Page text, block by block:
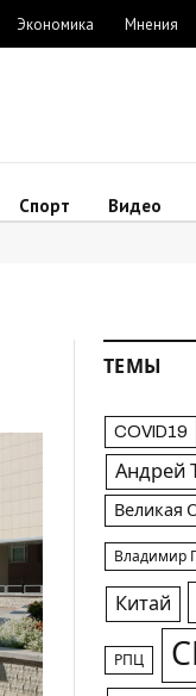
Экономика Мнения
Спорт Видео
ТЕМЫ
COVID19
Андрей
Великая
Владимир
Китай
РПЦ